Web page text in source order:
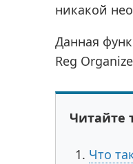
никакой
Данная
Reg
Читайте
Что